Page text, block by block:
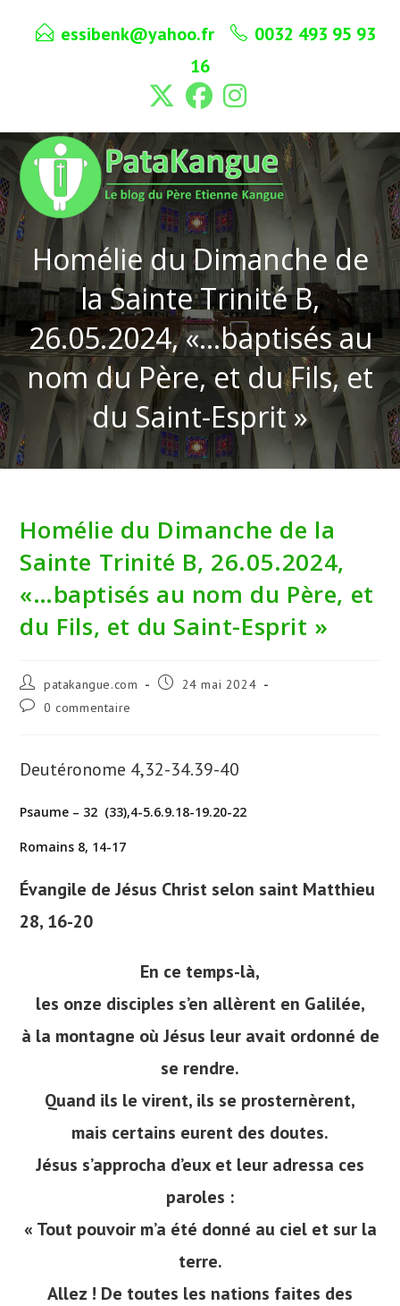
essibenk@yahoo.fr
0032 493 95 93
16
Homélie du Dimanche de
la Sainte Trinité B,
26.05.2024, «…baptisés au
nom du Père, et du Fils, et
du Saint-Esprit »
Homélie du Dimanche de la
Sainte Trinité B, 26.05.2024,
«…baptisés au nom du Père, et
du Fils, et du Saint-Esprit »
Auteur/autrice
de
la
patakangue.com
Publication
24 mai 2024
Commentaires
0 commentaire
Deutéronome 4,32-34.39-40
Psaume – 32 (33),4-5.6.9.18-19.20-22
Romains 8, 14-17
Évangile de Jésus Christ selon saint Matthieu
28, 16-20
En ce temps-là,
les onze disciples s’en allèrent en Galilée,
à la montagne où Jésus leur avait ordonné de
se rendre.
Quand ils le virent, ils se prosternèrent,
mais certains eurent des doutes.
Jésus s’approcha d’eux et leur adressa ces
paroles :
« Tout pouvoir m’a été donné au ciel et sur la
terre.
Allez ! De toutes les nations faites des